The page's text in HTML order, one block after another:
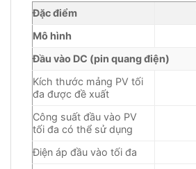
Đặc điểm
Mô hình
Đầu vào DC (pin quang điện)
Kích thước mảng PV tối
đa được đề xuất
Công suất đầu vào PV
tối đa có thể sử dụng
Điện áp đầu vào tối đa